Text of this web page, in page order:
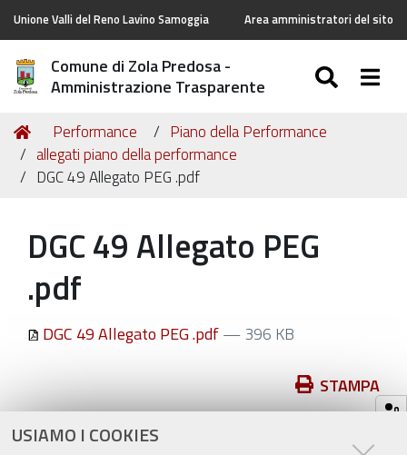
USIAMO I COOKIES
Unione Valli del Reno Lavino Samoggia Area amministratori del sito
Comune di Zola Predosa -
Amministrazione Trasparente
Tu
sei
qui:
Home
Performance
Piano della Performance
allegati piano della performance
DGC 49 Allegato PEG .pdf
DGC 49 Allegato PEG
.pdf
DGC 49 Allegato PEG .pdf— 396 KB
sul
documento
STAMPA
ultima modifica